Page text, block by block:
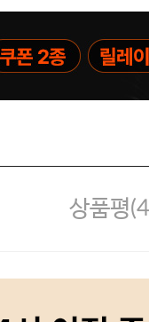
상품평(4